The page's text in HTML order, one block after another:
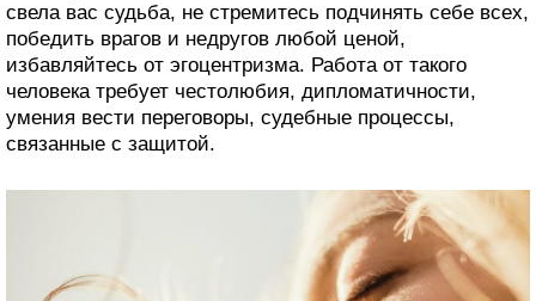
свела вас судьба, не стремитесь подчинять себе всех,
победить врагов и недругов любой ценой,
избавляйтесь от эгоцентризма. Работа от такого
человека требует честолюбия, дипломатичности,
умения вести переговоры, судебные процессы,
связанные с защитой.